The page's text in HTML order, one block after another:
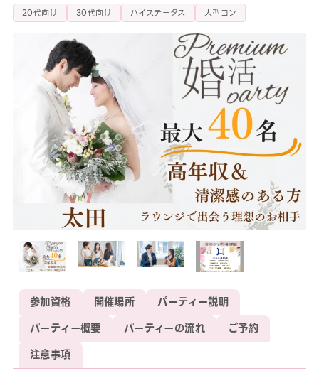
20代向け 30代向け ハイステータス 大型コン
参加資格 開催場所
パーティー説明
パーティー概要
パーティーの流れ
ご予約
注意事項